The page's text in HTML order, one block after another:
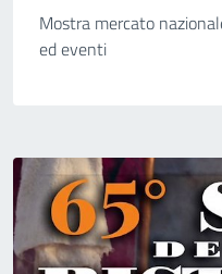
Mostra mercato
ed eventi